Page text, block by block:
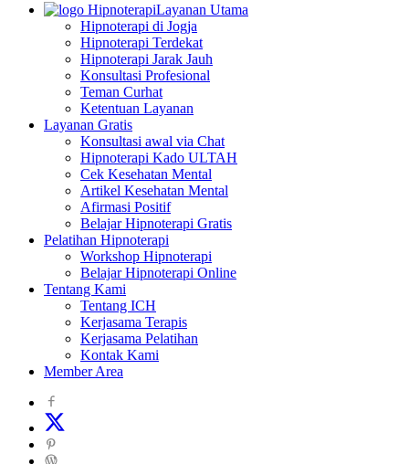
Layanan Utama
Hipnoterapi di Jogja
Hipnoterapi Terdekat
Hipnoterapi Jarak Jauh
Konsultasi Profesional
Teman Curhat
Ketentuan Layanan
Layanan Gratis
Konsultasi awal via Chat
Hipnoterapi Kado ULTAH
Cek Kesehatan Mental
Artikel Kesehatan Mental
Afirmasi Positif
Belajar Hipnoterapi Gratis
Pelatihan Hipnoterapi
Workshop Hipnoterapi
Belajar Hipnoterapi Online
Tentang Kami
Tentang ICH
Kerjasama Terapis
Kerjasama Pelatihan
Kontak Kami
Member Area